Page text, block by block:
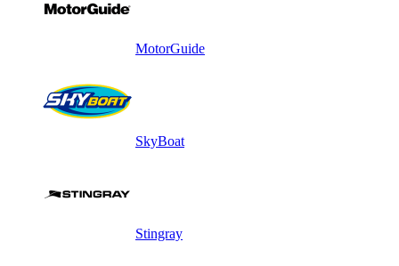
MotorGuide
SkyBoat
Stingray